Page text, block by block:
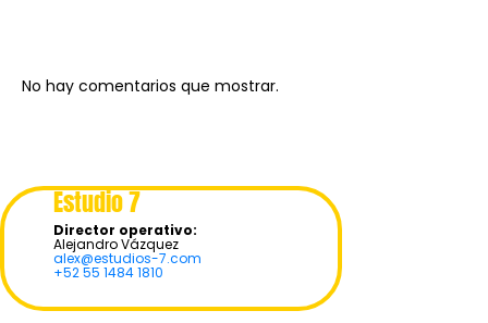
No hay comentarios que mostrar.
Estudio 7
Director operativo:
Alejandro Vázquez
alex@estudios-7.com
+52 55 1484 1810